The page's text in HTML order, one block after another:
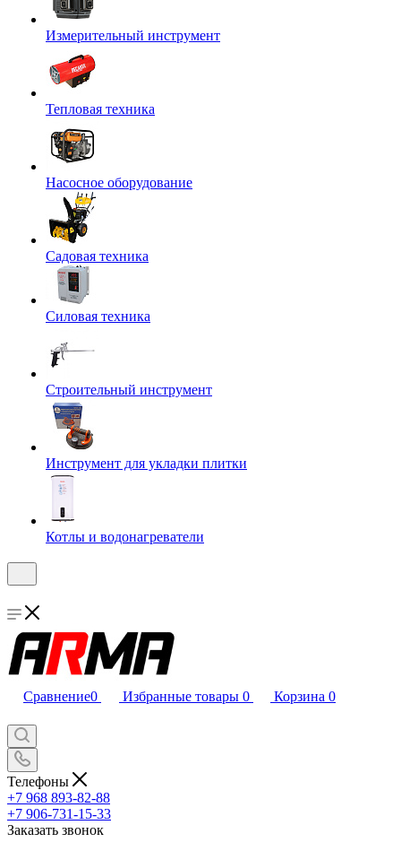
Измерительный инструмент
Тепловая техника
Насосное оборудование
Садовая техника
Силовая техника
Строительный инструмент
Инструмент для укладки плитки
Котлы и водонагреватели
Сравнение0 Избранные товары 0 Корзина 0
Телефоны
+7 968 893-82-88
+7 906-731-15-33
Заказать звонок